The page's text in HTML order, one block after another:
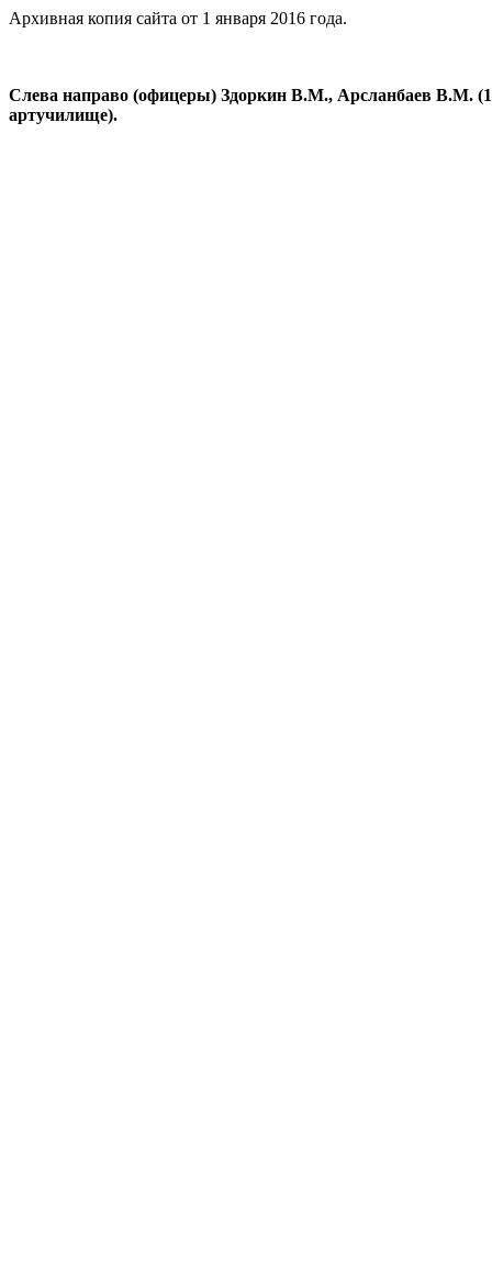
Архивная копия сайта от 1 января 2016 года.
Слева направо (офицеры) Здоркин В.М., Арсланбаев В.М.
артучилище).